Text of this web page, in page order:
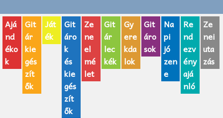
AJÁNDÉK ÖTLETEK
Vicces
GITÁR MÁRKÁK
TOP100 nóta
Ajá
nd
éko
k
Git
ár
kie
gés
zít
ők
Ját
ék
Git
áro
k
és
kie
gés
zít
ők
Ze
ne
el
mé
let
Git
ár
lec
kék
Gy
ere
kda
lok
Git
áro
sok
Na
pi
jó
zen
e
Re
nd
ezv
ény
ajá
nló
Ze
nei
uta
zás